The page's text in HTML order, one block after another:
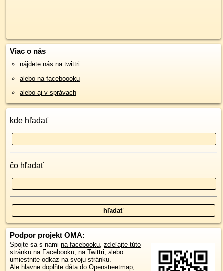
Viac o nás
nájdete nás na twittri
alebo na faceboooku
alebo aj v správach
kde hľadať
čo hľadať
Podpor projekt OMA:
Spojte sa s nami na facebooku, zdieľajte túto
stránku na Facebooku, na Twittri, alebo
umiestnite odkaz na svoju stránku.
Ale hlavne doplňte dáta do Openstreetmap,